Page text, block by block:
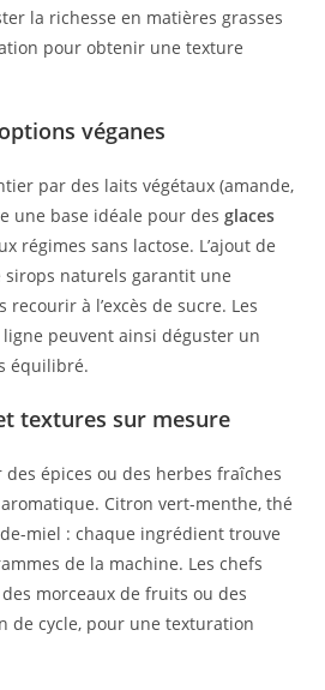
la richesse en matières grasses
pour obtenir une texture
véganes
par des laits végétaux (amande,
une base idéale pour desglaces
régimes sans lactose. L’ajout de
sirops naturels garantit une
à l’excès de sucre. Les
peuvent ainsi déguster un
équilibré.
textures sur mesure
des épices ou des herbes fraîches
Citron vert-menthe, thé
miel : chaque ingrédient trouve
de la machine. Les chefs
morceaux de fruits ou des
de cycle, pour une texturation